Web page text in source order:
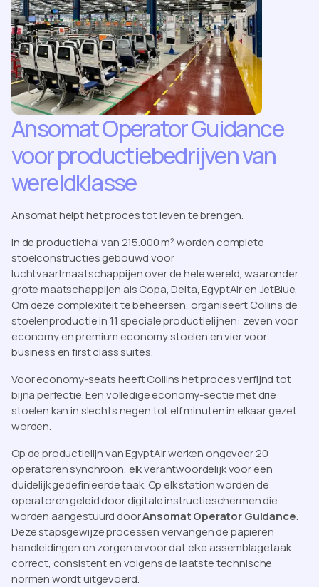
Ansomat Operator Guidance
voor productiebedrijven van
wereldklasse
Ansomat helpt het proces tot leven te brengen.
In de productiehal van 215.000 m² worden complete
stoelconstructies gebouwd voor
luchtvaartmaatschappijen over de hele wereld, waaronder
grote maatschappijen als Copa, Delta, EgyptAir en JetBlue.
Om deze complexiteit te beheersen, organiseert Collins de
stoelenproductie in 11 speciale productielijnen: zeven voor
economy en premium economy stoelen en vier voor
business en first class suites.
Voor economy-seats heeft Collins het proces verfijnd tot
bijna perfectie. Een volledige economy-sectie met drie
stoelen kan in slechts negen tot elf minuten in elkaar gezet
worden.
Op de productielijn van EgyptAir werken ongeveer 20
operatoren synchroon, elk verantwoordelijk voor een
duidelijk gedefinieerde taak. Op elk station worden de
operatoren geleid door digitale instructieschermen die
worden aangestuurd doorAnsomatOperator Guidance.
Deze stapsgewijze processen vervangen de papieren
handleidingen en zorgen ervoor dat elke assemblagetaak
correct, consistent en volgens de laatste technische
normen wordt uitgevoerd.